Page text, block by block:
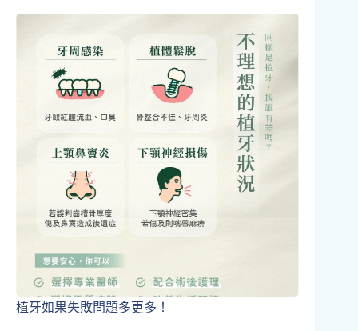
植牙如果失敗問題多更多！